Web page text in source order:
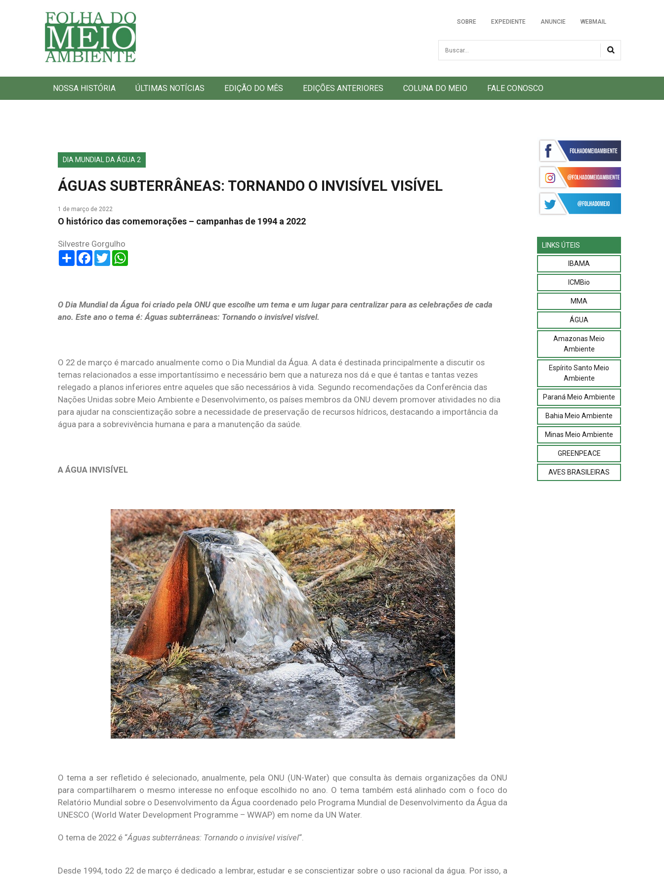
Folha do Meio Ambiente
SOBRE EXPEDIENTE ANUNCIE WEBMAIL
Busca
NOSSA HISTÓRIA ÚLTIMAS NOTÍCIAS EDIÇÃO DO MÊS EDIÇÕES ANTERIORES COLUNA DO MEIO FALE CONOSCO
DIA MUNDIAL DA ÁGUA 2
ÁGUAS SUBTERRÂNEAS: TORNANDO O INVISÍVEL VISÍVEL
1 de março de 2022
O histórico das comemorações – campanhas de 1994 a 2022
Silvestre Gorgulho
ShareFacebook
Twitter
O Dia Mundial da Água foi criado pela ONU que escolhe um tema e um lugar para centralizar para as celebrações de cada
ano. Este ano o tema é:Águas subterrâneas: Tornando o invisível visível.
O 22 de março é marcado anualmente como o Dia Mundial da Água. A data é destinada principalmente a discutir os
temas relacionados a esse importantíssimo e necessário bem que a natureza nos dá e que é tantas e tantas vezes
relegado a planos inferiores entre aqueles que são necessários à vida. Segundo recomendações da Conferência das
Nações Unidas sobre Meio Ambiente e Desenvolvimento, os países membros da ONU devem promover atividades no dia
para ajudar na conscientização sobre a necessidade de preservação de recursos hídricos, destacando a importância da
água para a sobrevivência humana e para a manutenção da saúde.
A ÁGUA INVISÍVEL
O tema a ser refletido é selecionado, anualmente, pela ONU (UN-Water) que consulta às demais organizações da ONU
para compartilharem o mesmo interesse no enfoque escolhido no ano. O tema também está alinhado com o foco do
Relatório Mundial sobre o Desenvolvimento da Água coordenado pelo Programa Mundial de Desenvolvimento da Água da
UNESCO (World Water Development Programme – WWAP) em nome da UN Water.
O tema de 2022 é “Águas subterrâneas: Tornando o invisível visível“.
Desde 1994, todo 22 de março é dedicado a lembrar, estudar e se conscientizar sobre o uso racional da água. Por isso, a
LINKS ÚTEIS
IBAMA
ICMBio
MMA
ÁGUA
Amazonas Meio
Ambiente
Espírito Santo Meio
Ambiente
Paraná Meio Ambiente
Bahia Meio Ambiente
Minas Meio Ambiente
GREENPEACE
AVES BRASILEIRAS